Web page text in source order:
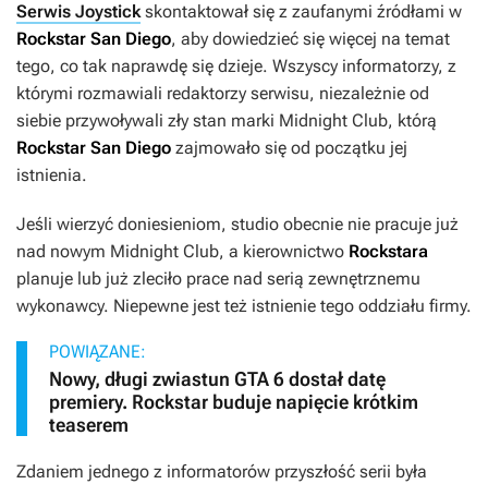
Serwis Joystickskontaktował się z zaufanymi źródłami w
Rockstar San Diego, aby dowiedzieć się więcej na temat
tego, co tak naprawdę się dzieje. Wszyscy informatorzy, z
którymi rozmawiali redaktorzy serwisu, niezależnie od
siebie przywoływali zły stan marki Midnight Club, którą
Rockstar San Diego zajmowało się od początku jej
istnienia.
Jeśli wierzyć doniesieniom, studio obecnie nie pracuje już
nad nowym Midnight Club, a kierownictwo Rockstara
planuje lub już zleciło prace nad serią zewnętrznemu
wykonawcy. Niepewne jest też istnienie tego oddziału firmy.
POWIĄZANE:
Nowy, długi zwiastun GTA 6 dostał datę
premiery. Rockstar buduje napięcie krótkim
teaserem
Zdaniem jednego z informatorów przyszłość serii była